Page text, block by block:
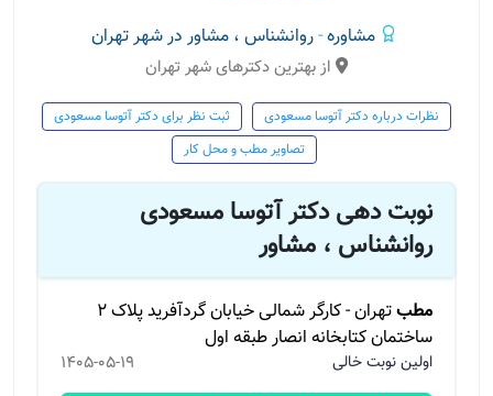
مشاوره-روانشناس ، مشاور در شهر تهران
از بهترین دکترهای شهر تهران
نظرات درباره دکتر آتوسا مسعودی
ثبت نظر برای دکتر آتوسا مسعودی
تصاویر مطب و محل کار
نوبت دهی دکتر آتوسا مسعودی
روانشناس ، مشاور
مطب
تهران - کارگر شمالی خیابان گردآفرید پلاک 2
ساختمان کتابخانه انصار طبقه اول
اولین نوبت خالی 1405-05-19